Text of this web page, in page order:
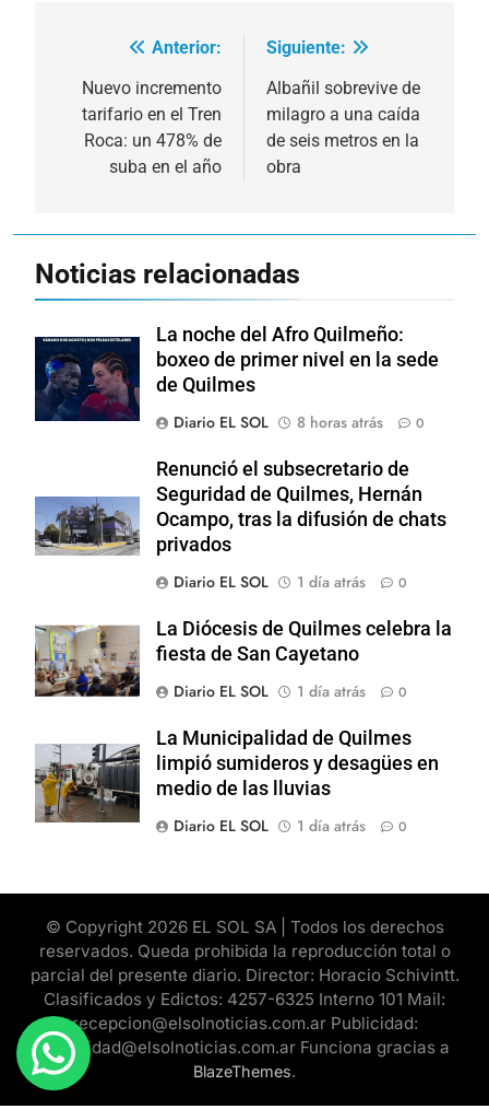
Navegación
de
entradas
Anterior:
Nuevo incremento
tarifario en el Tren
Roca: un 478% de
suba en el año
Siguiente:
Albañil sobrevive de
milagro a una caída
de seis metros en la
obra
Noticias relacionadas
La noche del Afro Quilmeño:
boxeo de primer nivel en la sede
de Quilmes
Diario EL SOL
8 horas atrás 0
Renunció el subsecretario de
Seguridad de Quilmes, Hernán
Ocampo, tras la difusión de chats
privados
Diario EL SOL
1 día atrás 0
La Diócesis de Quilmes celebra la
fiesta de San Cayetano
Diario EL SOL
1 día atrás 0
La Municipalidad de Quilmes
limpió sumideros y desagües en
medio de las lluvias
Diario EL SOL
1 día atrás 0
© Copyright 2026 EL SOL SA | Todos los derechos
reservados. Queda prohibida la reproducción total o
parcial del presente diario. Director: Horacio Schivintt.
Clasificados y Edictos: 4257-6325 Interno 101 Mail:
recepcion@elsolnoticias.com.ar Publicidad:
publicidad@elsolnoticias.com.ar Funciona gracias a
BlazeThemes.